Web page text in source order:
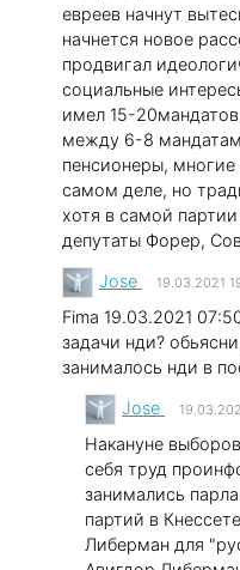
евреев начнут
начнется новое
продвигал
социальные
имел 15-
между 6-8
пенсионеры,
самом деле, но
хотя в самой
депутаты Форер,
Jose 19.03.2021
Fima 19.03.2021
задачи нди?
занималось нди в
Jose
Накануне
себя труд
занимались
партий в
Либерман для